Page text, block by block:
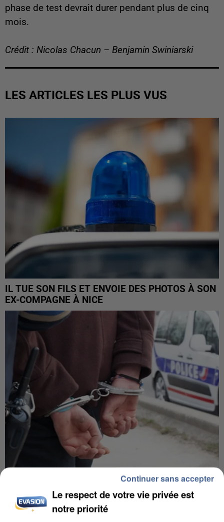
phase de test devrait durer pendant plus de cinq
mois.
Crédit : Nicolas Chacun – Benjamin Swiniarski
LES ARTICLES LES PLUS VUS
IL TUE SON FILS ET ENVOIE DES PHOTOS À SON
EX-COMPAGNE À NICE
L’UN DES FONDATEURS SUPPOSÉS DE LA DZ
MAFIA INTERPELLÉ EN ALGÉRIE
Le respect de votre vie privée est
notre priorité
Continuer sans accepter